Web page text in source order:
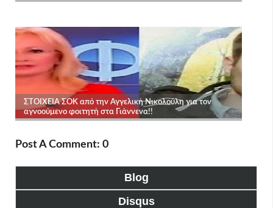
Post A Comment: 0
Blog
Disqus